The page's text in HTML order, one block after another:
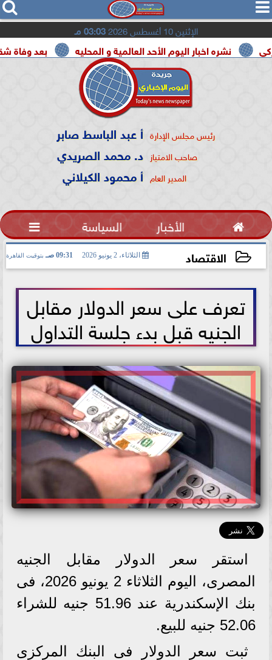
  
الإثنين 10 أغسطس 2026 03:03 مـ
بعد وفاة شقيقه اخبار اليوم الأحد العالمية و المحليه
رئيس مجلس الإدارة أ عبد الباسط صابر
صاحب الامتياز د. محمد الصريدي
المدير العام أ محمود الكيلاني
 الأخبار السياسة 
الاقتصاد الثلاثاء، 2 يونيو 2026 09:31 صـ بتوقيت القاهرة
تعرف على سعر الدولار مقابل
الجنيه قبل بدء جلسة التداول
استقر سعر الدولار مقابل الجنيه
المصرى، اليوم الثلاثاء 2 يونيو 2026، فى
بنك الإسكندرية عند 51.96 جنيه للشراء
52.06 جنيه للبيع.
ثبت سعر الدولار فى البنك المركزى